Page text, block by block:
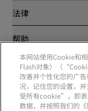
丽笙酒店集团APP
体育认证酒店
家庭友好型酒店
丽笙酒店集团
工作机会 RHG
工作机会 PPHE
工作机会 EHL
The Club by RHG
发展机会
责任经营
采购
法律
隐私中心
丽赏会条款和条件
网站使用协议
数字无障碍
现代奴隶制声明
帮助
消费者警示
联系方式
常见问题
网站地图
社交媒体
丽笙酒店集团品牌
本网站使用Cookie和
Flash对象）（
改善并个性化您的广
况，记住您的设置，
受所有cookie”，即表
数据，并按照我们的